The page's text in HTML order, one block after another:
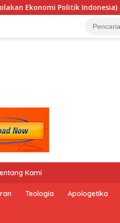
“Urgensi Undang-
Kami
Teologia Apologetika